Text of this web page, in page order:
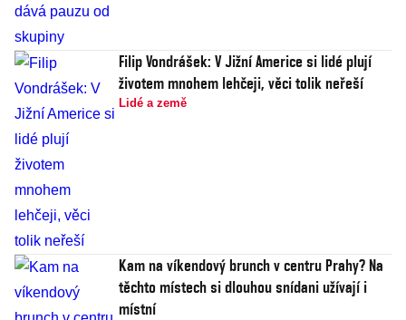
Filip Vondrášek: V Jižní Americe si lidé plují
životem mnohem lehčeji, věci tolik neřeší
Lidé a země
Kam na víkendový brunch v centru Prahy? Na
těchto místech si dlouhou snídani užívají i
místní